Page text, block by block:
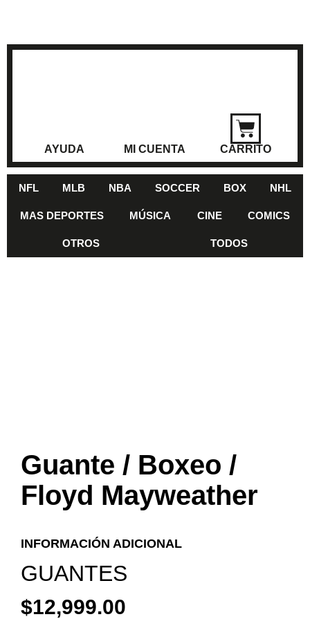
AYUDA MI CUENTA CARRITO
NFL MLB NBA SOCCER BOX NHL
MAS DEPORTES MÚSICA CINE COMICS
OTROS TODOS
Guante / Boxeo /
Floyd Mayweather
INFORMACIÓN ADICIONAL
GUANTES
$12,999.00